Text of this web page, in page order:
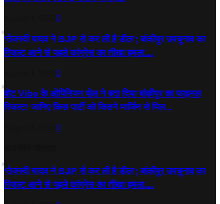
0
‘तेजस्‍वी यादव ने BJP से कर ली है डील’; बांकीपुर उपचुनाव का
रिजल्‍ट आने से पहले कांग्रेस का तीखा हमला…
0
वोट Vibe के ओपिनियन पोल ने बता दिया बांकीपुर का फाइनल
रिजल्ट! जानिए किस पार्टी को कितने मार्जिन से मिल...
0
‘तेजस्‍वी यादव ने BJP से कर ली है डील’; बांकीपुर उपचुनाव का
रिजल्‍ट आने से पहले कांग्रेस का तीखा हमला…